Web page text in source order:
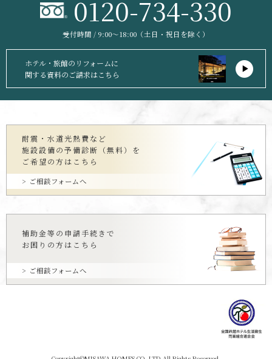
0120-734-330
受付時間 / 9:00〜18:00（土日・祝日を除く）
ホテル・旅館のリフォームに
関する資料のご請求はこちら
耐震・水道光熱費など
施設設備の予備診断（無料）を
ご希望の方はこちら
ご相談フォームへ
補助金等の申請手続きで
お困りの方はこちら
ご相談フォームへ